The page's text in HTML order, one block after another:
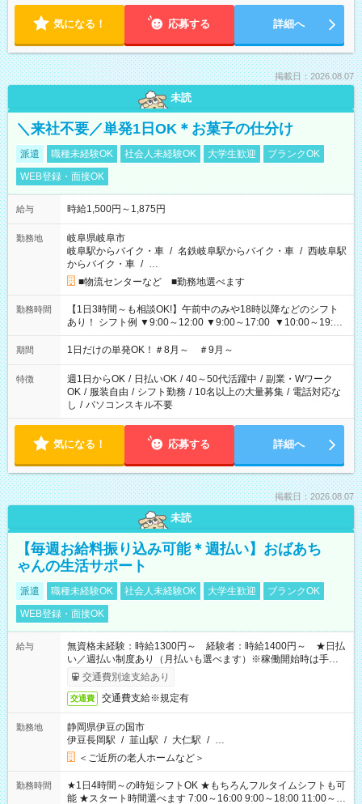
気になる！ 応募する 詳細へ
掲載日：2026.08.07
未読
＼来社不要／単発1日OK＊お菓子の仕分け
派遣 職種未経験OK 社会人未経験OK 大学生歓迎
ブランクOK
WEB登録・面接OK
給与 時給1,500円～1,875円
勤務地
岐阜県岐阜市
岐阜駅からバイク・車 / 名鉄岐阜駅からバイク・車 / 西岐阜駅
からバイク・車 / …
■物流センターなど ■勤務地選べます
勤務時間
【1日3時間～も相談OK!】午前中のみや18時以降などのシフト
あり！ シフト例 ▼9:00～12:00 ▼9:00～17:00 ▼10:00～19:00
▼18:00～21:00
期間 1日だけの単発OK！＃8月～ ＃9月～
特徴 週1日からOK / 日払いOK / 40～50代活躍中 / 副業・Wワーク
OK / 服装自由 / シフト勤務 / 10名以上の大量募集 / 電話対応な
し / パソコンスキル不要
気になる！ 応募する 詳細へ
掲載日：2026.08.07
未読
【毎週お給料振り込み可能＊週払い】おばあち
ゃんの生活サポート
派遣 職種未経験OK 社会人未経験OK 大学生歓迎
ブランクOK
WEB登録・面接OK
給与
無資格未経験：時給1300円～ 経験者：時給1400円～ ★日払
い／週払い制度あり（月払いも選べます）※稼働開始時は手続き
完了次第のお支払いとなります。
交通費別途支給あり
交通費 交通費支給※規定有
勤務地
静岡県伊豆の国市
伊豆長岡駅 / 韮山駅 / 大仁駅 / …
＜ご近所の老人ホームなど＞
勤務時間
★1日4時間～の時短シフトOK ★もちろんフルタイムシフトも可
能 ★スタート時間選べます 7:00～16:00 9:00～18:00 11:00～